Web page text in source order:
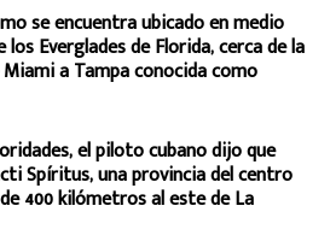
se encuentra ubicado en medio
Everglades de Florida, cerca de la
a Tampa conocida como
el piloto cubano dijo que
Spíritus, una provincia del centro
400 kilómetros al este de La